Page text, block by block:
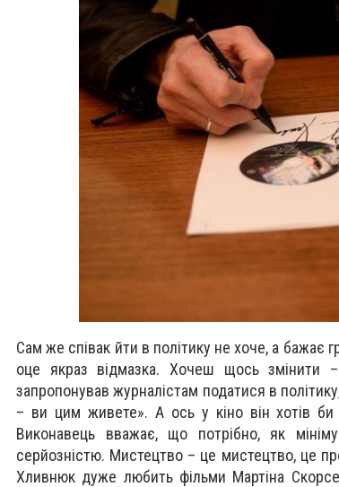
Сам же співак йти в політику не хоче, а бажає
оце якраз відмазка. Хочеш щось змінити
запропонував журналістам податися в
– ви цим живете». А ось у кіно він хотів
Виконавець вважає, що потрібно, як
серйозністю. Мистецтво – це мистецтво, це
Хливнюк дуже любить фільми Мартіна